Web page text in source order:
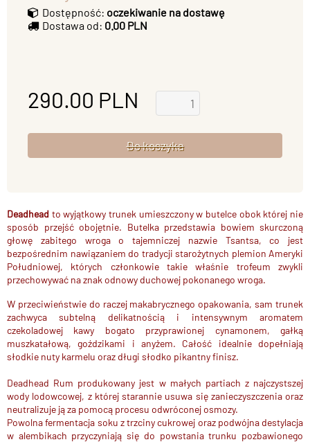
Dostępność: oczekiwanie na dostawę
Dostawa od: 0.00 PLN
290.00 PLN
Deadhead to wyjątkowy trunek umieszczony w butelce obok której nie
sposób przejść obojętnie. Butelka przedstawia bowiem skurczoną
głowę zabitego wroga o tajemniczej nazwie Tsantsa, co jest
bezpośrednim nawiązaniem do tradycji starożytnych plemion Ameryki
Południowej, których członkowie takie właśnie trofeum zwykli
przechowywać na znak odnowy duchowej pokonanego wroga.
W przeciwieństwie do raczej makabrycznego opakowania, sam trunek
zachwyca subtelną delikatnością i intensywnym aromatem
czekoladowej kawy bogato przyprawionej cynamonem, gałką
muszkatałową, goździkami i anyżem. Całość idealnie dopełniają
słodkie nuty karmelu oraz długi słodko pikantny finisz.
Deadhead Rum produkowany jest w małych partiach z najczystszej
wody lodowcowej, z której starannie usuwa się zanieczyszczenia oraz
neutralizuje ją za pomocą procesu odwróconej osmozy.
Powolna fermentacja soku z trzciny cukrowej oraz podwójna destylacja
w alembikach przyczyniają się do powstania trunku pozbawionego